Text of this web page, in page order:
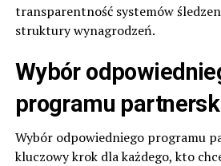
transparentność systemów
struktury wynagrodzeń.
Wybór
programu
Wybór odpowiedniego programu
kluczowy krok dla każdego, kto